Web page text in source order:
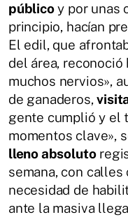
públicoy por unas
principio, hacían
El edil, que
del área, reconoció
muchos nervios»,
de ganaderos,
gente cumplió y el
momentos clave»,
lleno absoluto
semana, con calles
necesidad de
ante la masiva